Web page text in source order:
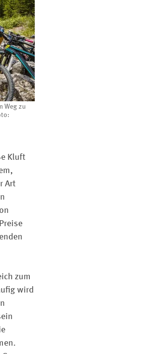
Weg zu
Kluft
Art
zum
wird